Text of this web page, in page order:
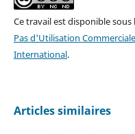
Ce travail est disponible sous
Pas d'Utilisation
International.
Articles similaires